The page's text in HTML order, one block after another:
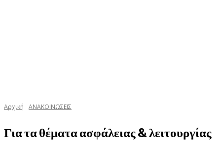
Αρχική ΑΝΑΚΟΙΝΩΣΕΙΣ
Για τα θέματα ασφάλειας & λειτουργίας